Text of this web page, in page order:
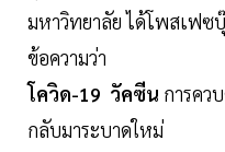
มหาวิทยาลัย ได้โพสเฟซ
ข้อความว่า
โควิด-19 วัคซีน การคว
กลับมาระบาดใหม่